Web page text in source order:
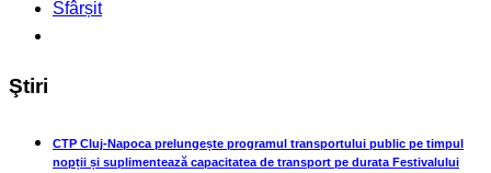
Sfârșit
Ştiri
CTP Cluj-Napoca prelungește programul transportului public pe timpul
nopții și suplimentează capacitatea de transport pe durata Festivalului